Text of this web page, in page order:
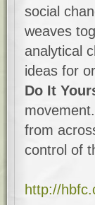
social
weaves
analytical
ideas for
Do It
from
control of
http://